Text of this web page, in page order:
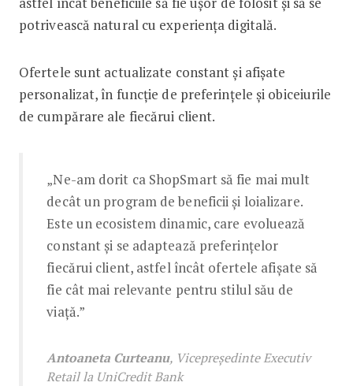
potrivească natural cu experiența digitală.
Ofertele sunt actualizate constant și afișate
personalizat, în funcție de preferințele și obiceiurile
de cumpărare ale fiecărui client.
„Ne-am dorit ca ShopSmart să fie mai mult
decât un program de beneficii și loializare.
Este un ecosistem dinamic, care evoluează
constant și se adaptează preferințelor
fiecărui client, astfel încât ofertele afișate să
fie cât mai relevante pentru stilul său de
viață.”
Antoaneta Curteanu, Vicepreședinte Executiv
Retail la UniCredit Bank